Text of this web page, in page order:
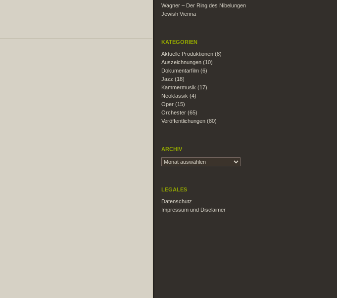
Wagner – Der Ring des Nibelungen
Jewish Vienna
KATEGORIEN
Aktuelle Produktionen (8)
Auszeichnungen (10)
Dokumentarfilm (6)
Jazz (18)
Kammermusik (17)
Neoklassik (4)
Oper (15)
Orchester (65)
Veröffentlichungen (80)
ARCHIV
LEGALES
Datenschutz
Impressum und Disclaimer